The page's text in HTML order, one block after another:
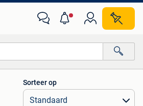
Alle afstanden…
Sorteer op